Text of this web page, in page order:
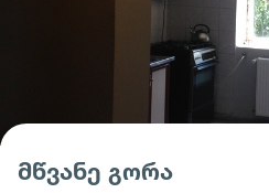
მწვანე გორა